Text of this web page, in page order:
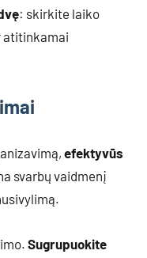
: skirkite laiko
atitinkamai
efektyvūs
svarbų vaidmenį
Sugrupuokite